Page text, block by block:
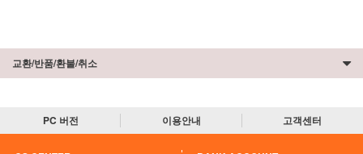
교환/반품/환불/취소
PC 버전 이용안내 고객센터